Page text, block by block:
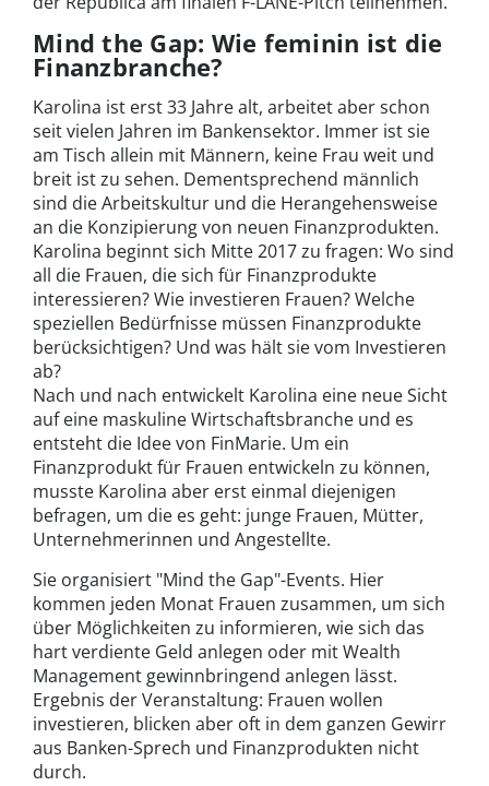
Mind the Gap: Wie feminin ist die
Finanzbranche?
Karolina ist erst 33 Jahre alt, arbeitet aber schon
seit vielen Jahren im Bankensektor. Immer ist sie
am Tisch allein mit Männern, keine Frau weit und
breit ist zu sehen. Dementsprechend männlich
sind die Arbeitskultur und die Herangehensweise
an die Konzipierung von neuen Finanzprodukten.
Karolina beginnt sich Mitte 2017 zu fragen: Wo sind
all die Frauen, die sich für Finanzprodukte
interessieren? Wie investieren Frauen? Welche
speziellen Bedürfnisse müssen Finanzprodukte
berücksichtigen? Und was hält sie vom Investieren
ab?
Nach und nach entwickelt Karolina eine neue Sicht
auf eine maskuline Wirtschaftsbranche und es
entsteht die Idee von FinMarie. Um ein
Finanzprodukt für Frauen entwickeln zu können,
musste Karolina aber erst einmal diejenigen
befragen, um die es geht: junge Frauen, Mütter,
Unternehmerinnen und Angestellte.
Sie organisiert "Mind the Gap"-Events. Hier
kommen jeden Monat Frauen zusammen, um sich
über Möglichkeiten zu informieren, wie sich das
hart verdiente Geld anlegen oder mit Wealth
Management gewinnbringend anlegen lässt.
Ergebnis der Veranstaltung: Frauen wollen
investieren, blicken aber oft in dem ganzen Gewirr
aus Banken-Sprech und Finanzprodukten nicht
durch.